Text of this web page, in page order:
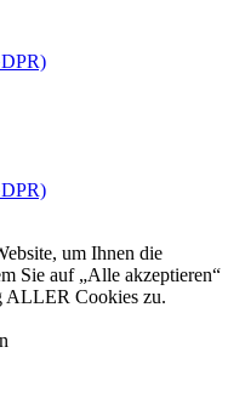
um Ihnen die
Sie auf „Alle akzeptieren“
ALLER Cookies zu.